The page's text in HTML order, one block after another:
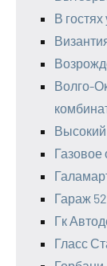
В
Волго-
Газовое
Гараж 52
Гк
Гласс